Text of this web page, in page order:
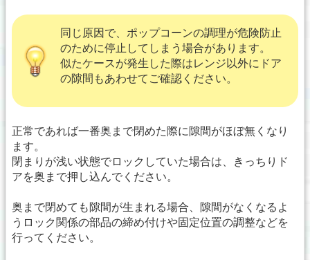
同じ原因で、ポップコーンの調理が危険防止
のために停止してしまう場合があります。
似たケースが発生した際はレンジ以外にドア
の隙間もあわせてご確認ください。
正常であれば一番奥まで閉めた際に隙間がほぼ無くなり
ます。
閉まりが浅い状態でロックしていた場合は、きっちりド
アを奥まで押し込んでください。
奥まで閉めても隙間が生まれる場合、隙間がなくなるよ
うロック関係の部品の締め付けや固定位置の調整などを
行ってください。